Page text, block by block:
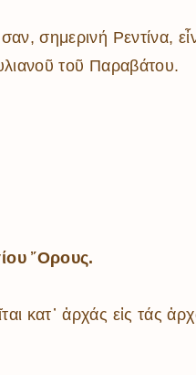
σημερινή Ρεντίνα,
τοῦ Παραβάτου.
῎Ορους.
κατ᾿ ἀρχάς εἰς τάς